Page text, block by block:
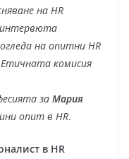
на HR
интервюта
на опитни HR
комисия
за Мария
опит в HR.
в HR